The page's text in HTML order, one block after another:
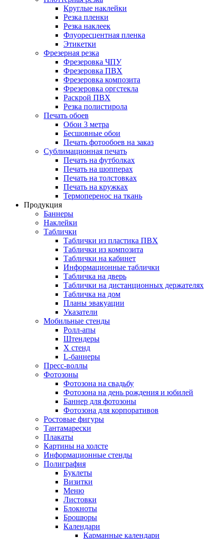
Круглые наклейки
Резка пленки
Резка наклеек
Флуоресцентная пленка
Этикетки
Фрезерная резка
Фрезеровка ЧПУ
Фрезеровка ПВХ
Фрезеровка композита
Фрезеровка оргстекла
Раскрой ПВХ
Резка полистирола
Печать обоев
Обои 3 метра
Бесшовные обои
Печать фотообоев на заказ
Сублимационная печать
Печать на футболках
Печать на шопперах
Печать на толстовках
Печать на кружках
Термоперенос на ткань
Продукция
Баннеры
Наклейки
Таблички
Таблички из пластика ПВХ
Таблички из композита
Таблички на кабинет
Информационные таблички
Табличка на дверь
Таблички на дистанционных держателях
Табличка на дом
Планы эвакуации
Указатели
Мобильные стенды
Ролл-апы
Штендеры
Х стенд
L-баннеры
Пресс-воллы
Фотозоны
Фотозона на свадьбу
Фотозона на день рождения и юбилей
Баннер для фотозоны
Фотозона для корпоративов
Ростовые фигуры
Тантамарески
Плакаты
Картины на холсте
Информационные стенды
Полиграфия
Буклеты
Визитки
Меню
Листовки
Блокноты
Брошюры
Календари
Карманные календари